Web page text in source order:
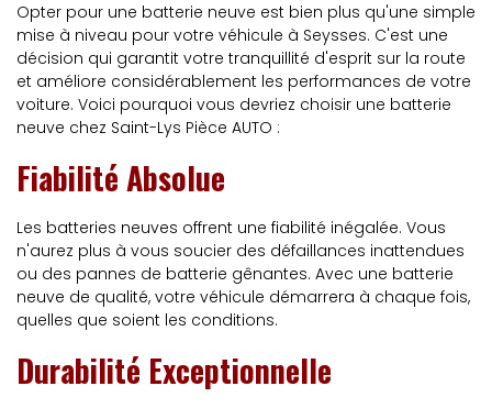
Opter pour une batterie neuve est bien plus qu'une simple
mise à niveau pour votre véhicule à Seysses. C'est une
décision qui garantit votre tranquillité d'esprit sur la route
et améliore considérablement les performances de votre
voiture. Voici pourquoi vous devriez choisir une batterie
neuve chez Saint-Lys Pièce AUTO :
Fiabilité Absolue
Les batteries neuves offrent une fiabilité inégalée. Vous
n'aurez plus à vous soucier des défaillances inattendues
ou des pannes de batterie gênantes. Avec une batterie
neuve de qualité, votre véhicule démarrera à chaque fois,
quelles que soient les conditions.
Durabilité Exceptionnelle